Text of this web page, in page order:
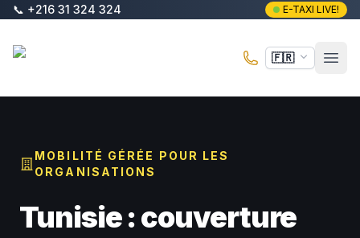
Aller au contenu principal
📞 +216 31 324 324 E-TAXI LIVE!
🇫🇷
MOBILITÉ GÉRÉE POUR LES
ORGANISATIONS
Tunisie : couverture